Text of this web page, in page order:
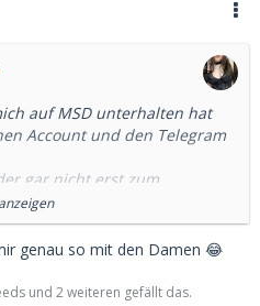
auf MSD unterhalten hat
Account und den Telegram
gar nicht erst zum
hieß es er wäre gleich da.
auch gegangen.
nicht was das soll und ich
genau so mit den Damen 😂
und 2 weiteren gefällt das.